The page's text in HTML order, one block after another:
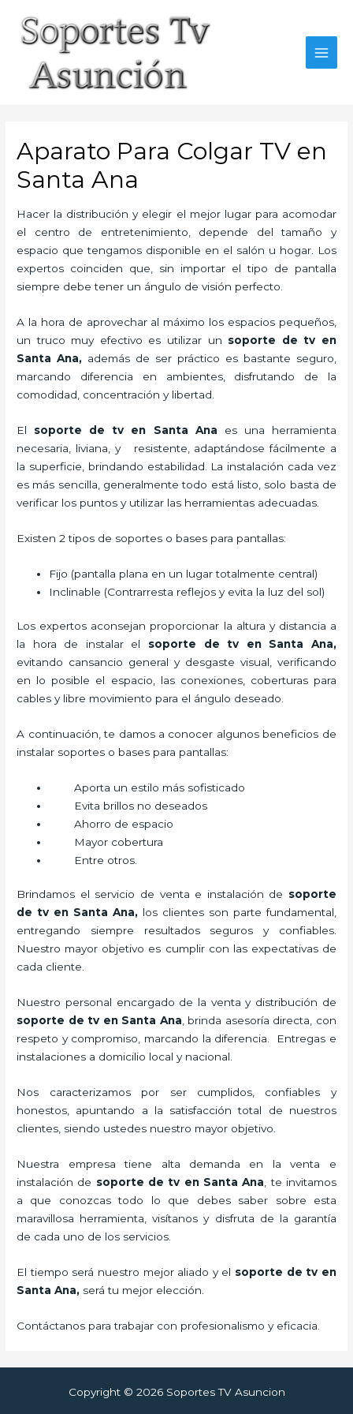
content
Aparato Para Colgar TV en
Santa Ana
Hacer la distribución y elegir el mejor lugar para acomodar
el centro de entretenimiento, depende del tamaño y
espacio que tengamos disponible en el salón u hogar. Los
expertos coinciden que, sin importar el tipo de pantalla
siempre debe tener un ángulo de visión perfecto.
A la hora de aprovechar al máximo los espacios pequeños,
un truco muy efectivo es utilizar un soporte de tv en
Santa Ana, además de ser práctico es bastante seguro,
marcando diferencia en ambientes, disfrutando de la
comodidad, concentración y libertad.
El soporte de tv en Santa Ana es una herramienta
necesaria, liviana, y resistente, adaptándose fácilmente a
la superficie, brindando estabilidad. La instalación cada vez
es más sencilla, generalmente todo está listo, solo basta de
verificar los puntos y utilizar las herramientas adecuadas.
Existen 2 tipos de soportes o bases para pantallas:
Fijo (pantalla plana en un lugar totalmente central)
Inclinable (Contrarresta reflejos y evita la luz del sol)
Los expertos aconsejan proporcionar la altura y distancia a
la hora de instalar el soporte de tv en Santa Ana,
evitando cansancio general y desgaste visual, verificando
en lo posible el espacio, las conexiones, coberturas para
cables y libre movimiento para el ángulo deseado.
A continuación, te damos a conocer algunos beneficios de
instalar soportes o bases para pantallas:
Aporta un estilo más sofisticado
Evita brillos no deseados
Ahorro de espacio
Mayor cobertura
Entre otros.
Brindamos el servicio de venta e instalación de soporte
de tv en Santa Ana, los clientes son parte fundamental,
entregando siempre resultados seguros y confiables.
Nuestro mayor objetivo es cumplir con las expectativas de
cada cliente.
Nuestro personal encargado de la venta y distribución de
soporte de tv en Santa Ana, brinda asesoría directa, con
respeto y compromiso, marcando la diferencia. Entregas e
instalaciones a domicilio local y nacional.
Nos caracterizamos por ser cumplidos, confiables y
honestos, apuntando a la satisfacción total de nuestros
clientes, siendo ustedes nuestro mayor objetivo.
Nuestra empresa tiene alta demanda en la venta e
instalación de soporte de tv en Santa Ana , te invitamos
a que conozcas todo lo que debes saber sobre esta
maravillosa herramienta, visítanos y disfruta de la garantía
de cada uno de los servicios.
El tiempo será nuestro mejor aliado y el soporte de tv en
Santa Ana, será tu mejor elección.
Contáctanos para trabajar con profesionalismo y eficacia.
Copyright © 2026 Soportes TV Asuncion